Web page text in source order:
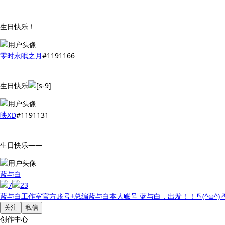
生日快乐！
零时永眠之月#1191166
生日快乐
映XD#1191131
生日快乐——
蓝与白
蓝与白工作室官方账号+总编蓝与白本人账号 蓝与白，出发！！↖(^ω^)↗
关注 私信
创作中心